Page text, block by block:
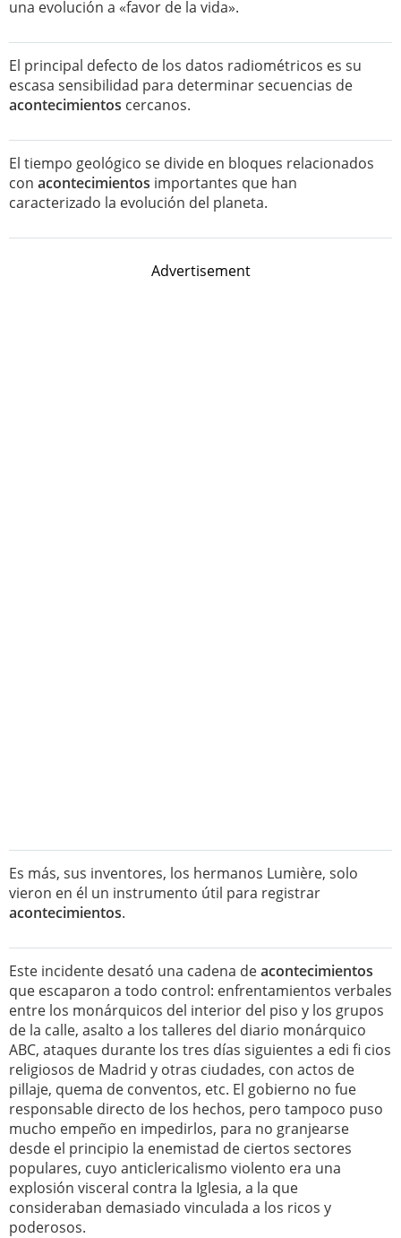
una evolución a «favor de la vida».
El principal defecto de los datos radiométricos es su
escasa sensibilidad para determinar secuencias de
acontecimientos cercanos.
El tiempo geológico se divide en bloques relacionados
con acontecimientos importantes que han
caracterizado la evolución del planeta.
Advertisement
Es más, sus inventores, los hermanos Lumière, solo
vieron en él un instrumento útil para registrar
acontecimientos.
Este incidente desató una cadena deacontecimientos
que escaparon a todo control: enfrentamientos verbales
entre los monárquicos del interior del piso y los grupos
de la calle, asalto a los talleres del diario monárquico
ABC, ataques durante los tres días siguientes a edi fi cios
religiosos de Madrid y otras ciudades, con actos de
pillaje, quema de conventos, etc. El gobierno no fue
responsable directo de los hechos, pero tampoco puso
mucho empeño en impedirlos, para no granjearse
desde el principio la enemistad de ciertos sectores
populares, cuyo anticlericalismo violento era una
explosión visceral contra la Iglesia, a la que
consideraban demasiado vinculada a los ricos y
poderosos.